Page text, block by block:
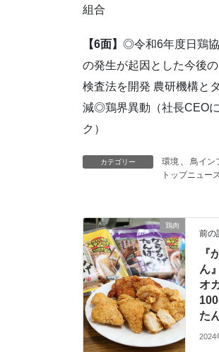
組合
【6面】 ◎令和6年度日鶏
の発生が起因とした今後
検査法を開発 農研機構と
減◎鶏界異動（社長CEO
ク）
カテゴリー 環境 、 鳥イン
トップニュー
鶏肉
前の
『
ん
オ
た
2024